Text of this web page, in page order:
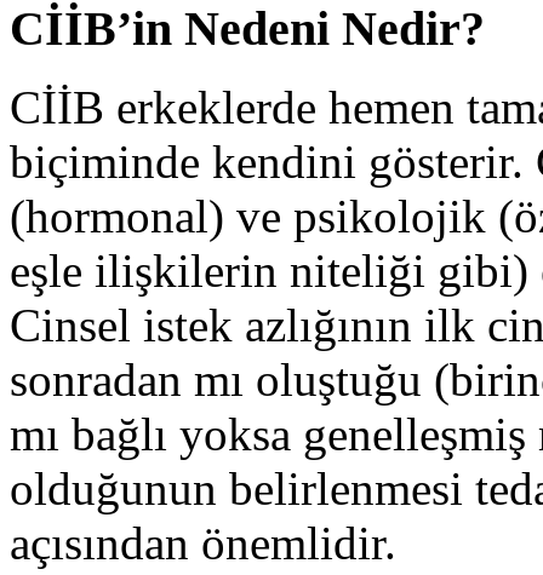
CİİB’in Nedeni Nedir?
CİİB erkeklerde hemen
biçiminde kendini
(hormonal) ve psikolojik
eşle ilişkilerin niteliği gibi)
Cinsel istek azlığının ilk
sonradan mı oluştuğu
mı bağlı yoksa
olduğunun belirlenmesi
açısından önemlidir.